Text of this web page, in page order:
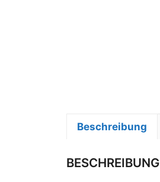
Beschreibung
BESCHREIBUNG